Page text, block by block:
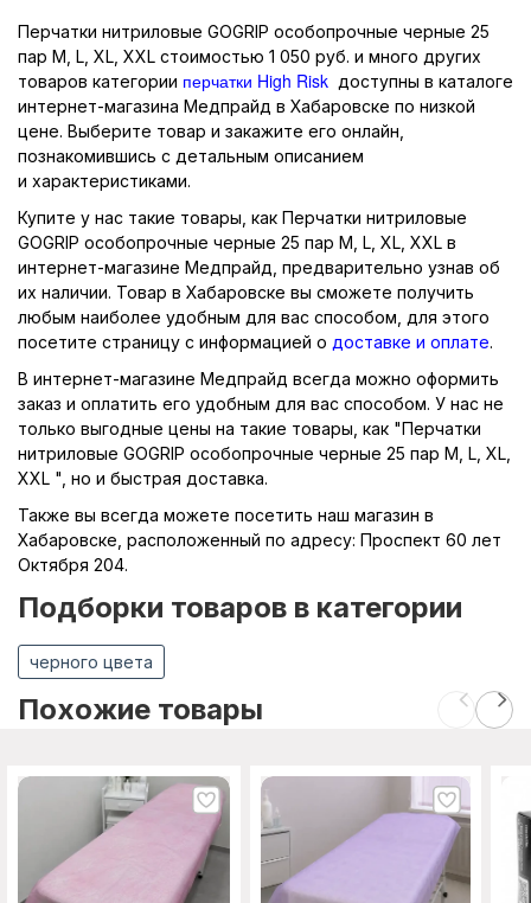
Перчатки нитриловые GOGRIP особопрочные черные 25
пар M, L, XL, XXL стоимостью 1 050 руб. и много других
товаров категории перчатки High Risk доступны в каталоге
интернет-магазина Медпрайд в Хабаровске по низкой
цене. Выберите товар и закажите его онлайн,
познакомившись с детальным описанием
и характеристиками.
Купите у нас такие товары, как Перчатки нитриловые
GOGRIP особопрочные черные 25 пар M, L, XL, XXL в
интернет-магазине Медпрайд, предварительно узнав об
их наличии. Товар в Хабаровске вы сможете получить
любым наиболее удобным для вас способом, для этого
посетите страницу с информацией о доставке и оплате.
В интернет-магазине Медпрайд всегда можно оформить
заказ и оплатить его удобным для вас способом. У нас не
только выгодные цены на такие товары, как "Перчатки
нитриловые GOGRIP особопрочные черные 25 пар M, L, XL,
XXL ", но и быстрая доставка.
Также вы всегда можете посетить наш магазин в
Хабаровске, расположенный по адресу: Проспект 60 лет
Октября 204.
Подборки товаров в категории
черного цвета
Похожие товары